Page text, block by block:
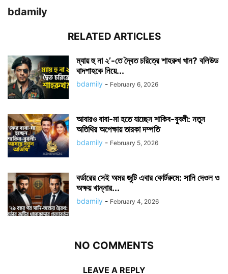
bdamily
RELATED ARTICLES
ম্যায় হু না ২’-তে দ্বৈত চরিত্রে শাহরুখ খান? বলিউড
বাদশাহকে নিয়ে...
bdamily - February 6, 2026
আবারও বাবা-মা হতে যাচ্ছেন শাকিব-বুবলী: নতুন
অতিথির অপেক্ষায় তারকা দম্পতি
bdamily - February 5, 2026
বর্ডারের সেই অমর জুটি এবার কোর্টরুমে: সানি দেওল ও
অক্ষয় খান্নার...
bdamily - February 4, 2026
NO COMMENTS
LEAVE A REPLY